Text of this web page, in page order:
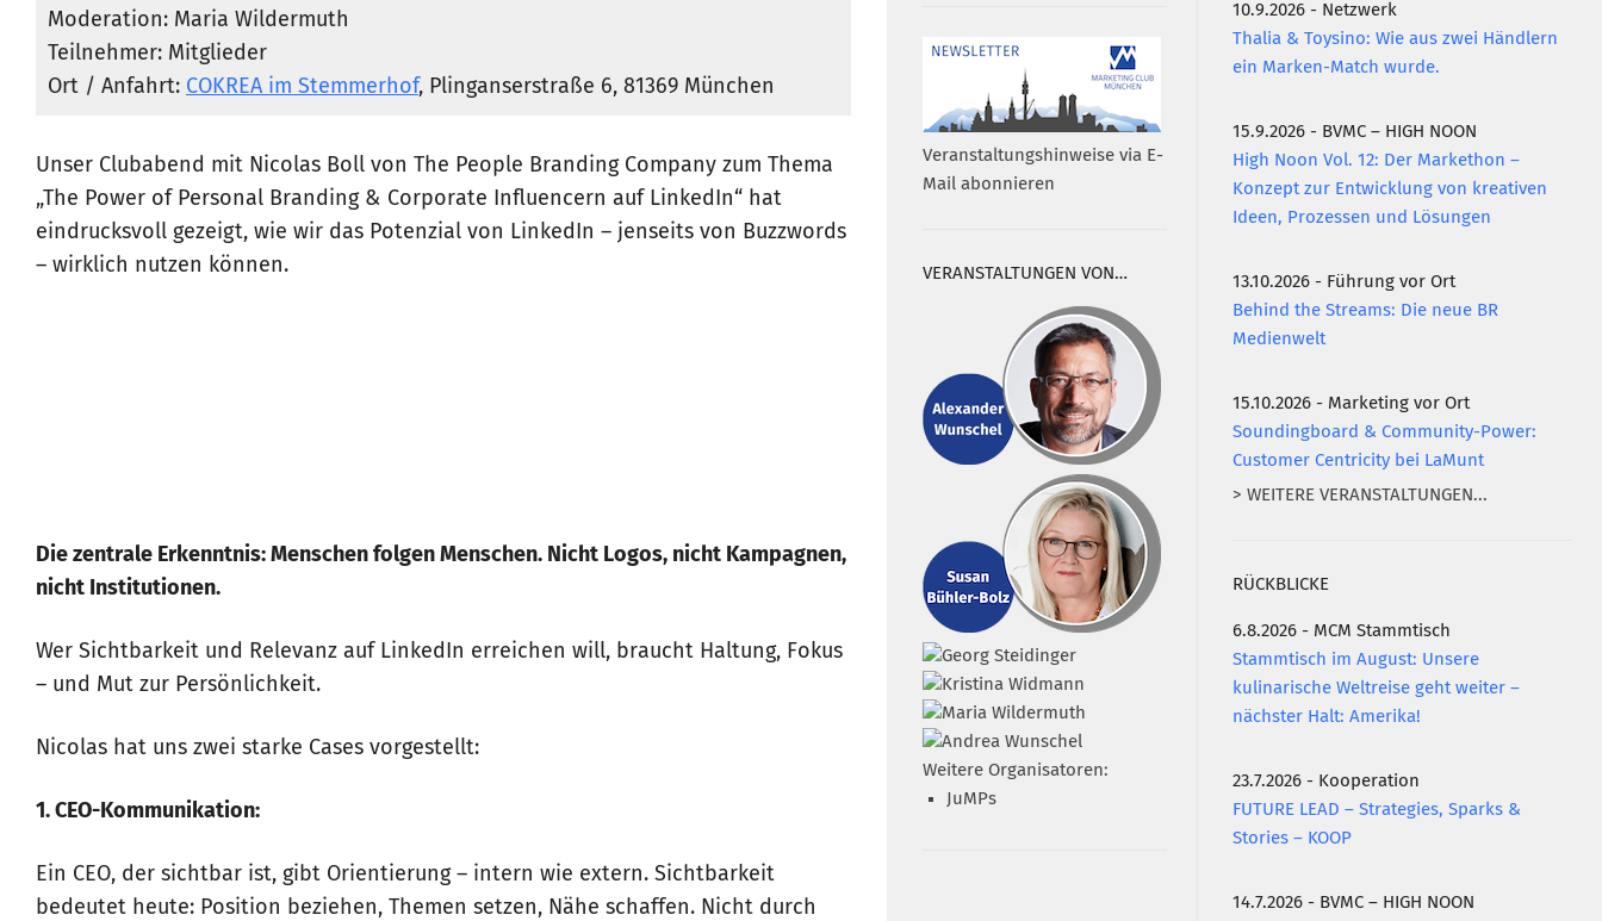
Moderation: Maria Wildermuth
Teilnehmer: Mitglieder
Ort / Anfahrt: COKREA im Stemmerhof, Plinganserstraße 6, 81369 München
Unser Clubabend mit Nicolas Boll von The People Branding Company zum Thema
„The Power of Personal Branding & Corporate Influencern auf LinkedIn“ hat
eindrucksvoll gezeigt, wie wir das Potenzial von LinkedIn – jenseits von Buzzwords
– wirklich nutzen können.
Die zentrale Erkenntnis: Menschen folgen Menschen. Nicht Logos, nicht Kampagnen,
nicht Institutionen.
Wer Sichtbarkeit und Relevanz auf LinkedIn erreichen will, braucht Haltung, Fokus
– und Mut zur Persönlichkeit.
Nicolas hat uns zwei starke Cases vorgestellt:
1. CEO-Kommunikation:
Ein CEO, der sichtbar ist, gibt Orientierung – intern wie extern. Sichtbarkeit
bedeutet heute: Position beziehen, Themen setzen, Nähe schaffen. Nicht durch
10.9.2026 - Netzwerk
Thalia & Toysino: Wie aus zwei Händlern
ein Marken-Match wurde.
15.9.2026 - BVMC – HIGH NOON
High Noon Vol. 12: Der Markethon –
Konzept zur Entwicklung von kreativen
Ideen, Prozessen und Lösungen
13.10.2026 - Führung vor Ort
Behind the Streams: Die neue BR
Medienwelt
15.10.2026 - Marketing vor Ort
Soundingboard & Community-Power:
Customer Centricity bei LaMunt
> WEITERE VERANSTALTUNGEN...
RÜCKBLICKE
6.8.2026 - MCM Stammtisch
Stammtisch im August: Unsere
kulinarische Weltreise geht weiter –
nächster Halt: Amerika!
23.7.2026 - Kooperation
FUTURE LEAD – Strategies, Sparks &
Stories – KOOP
14.7.2026 - BVMC – HIGH NOON
Veranstaltungshinweise via E-
Mail abonnieren
VERANSTALTUNGEN VON…
Weitere Organisatoren:
JuMPs